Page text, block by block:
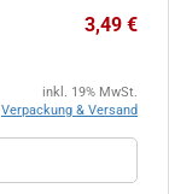
3,49 €
inkl. 19% MwSt.
Verpackung & Versand